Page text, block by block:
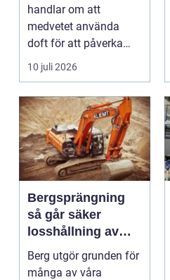
handlar om att
medvetet använda
doft för att påverka
kä...
10 juli 2026
Bergsprängning
så går säker
losshållning av
berg till i praktiken
Berg utgör grunden för
många av våra